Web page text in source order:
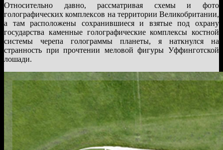
Относительно давно, рассматривая схемы и фото
голографических комплексов на территории Великобритании,
а там расположены сохранившиеся и взятые под охрану
государства каменные голографические комплексы костной
системы черепа голограммы планеты, я наткнулся на
странность при прочтении меловой фигуры Уффинготской
лошади.